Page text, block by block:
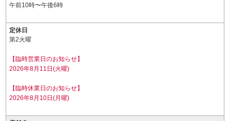
午前10時〜午後6時
定休日
第2火曜
【臨時営業日のお知らせ】
2026年8月11日(火曜)
【臨時休業日のお知らせ】
2026年8月10日(月曜)